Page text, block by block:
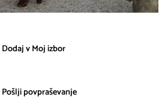
Dodaj v Moj izbor
Pošlji povpraševanje